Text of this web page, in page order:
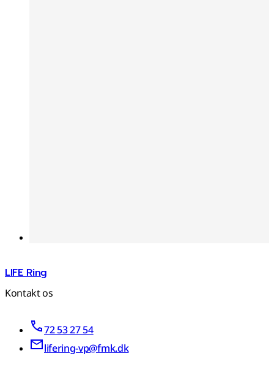
LIFE Ring
Kontakt os
72 53 27 54
lifering-vp@fmk.dk